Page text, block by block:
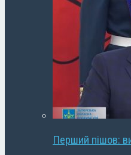
Перший пішов: